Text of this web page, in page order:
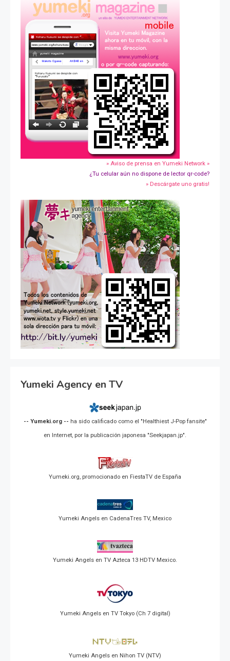
» Aviso de prensa en Yumeki Network »
¿Tu celular aún no dispone de lector qr-code?
» Descárgate uno gratis!
Yumeki Agency en TV
-- Yumeki.org -- ha sido calificado como el "Healthiest J-Pop fansite"
en Internet, por la publicación japonesa "Seekjapan.jp".
Yumeki.org, promocionado en FiestaTV de España
Yumeki Angels en CadenaTres TV, Mexico
Yumeki Angels en TV Azteca 13 HDTV Mexico.
Yumeki Angels en TV Tokyo (Ch 7 digital)
Yumeki Angels en Nihon TV (NTV)